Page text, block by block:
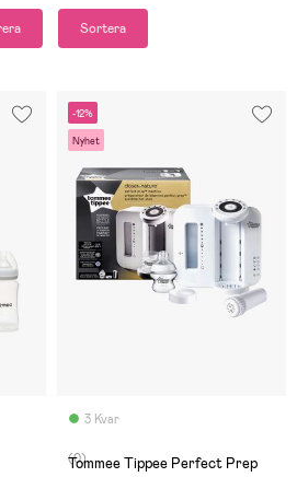
Sortera
-12%
Nyhet
3 Kvar
(0)
Tommee Tippee Perfect Prep